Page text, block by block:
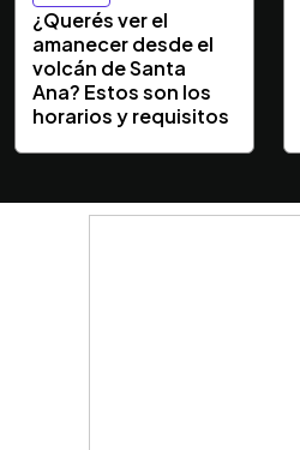
¿Querés ver el
amanecer desde el
volcán de Santa
Ana? Estos son los
horarios y requisitos